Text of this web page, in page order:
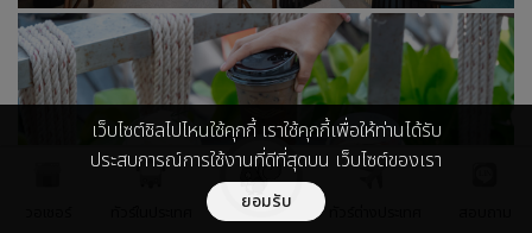
เว็บไซต์ชิลไปไหนใช้คุกกี้ เราใช้คุกกี้เพื่อให้ท่านได้รับ
ประสบการณ์การใช้งานที่ดีที่สุดบน เว็บไซต์ของเรา
ยอมรับ